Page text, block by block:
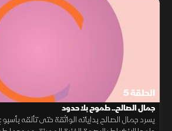
الحلقة 5
جمال الصالح.. طموح بلا حدود
يسرد جمال الصالح بداياته الواثقة حتى تألقه